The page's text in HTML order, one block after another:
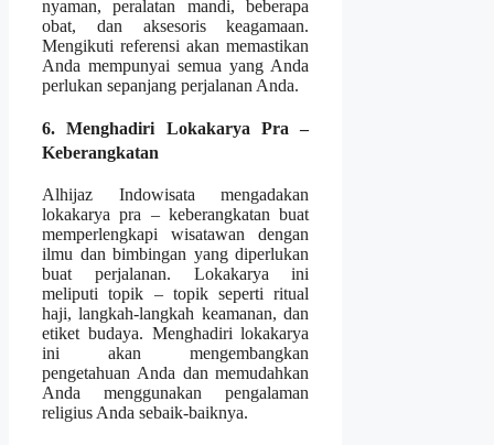
nyaman, peralatan mandi, beberapa
obat, dan aksesoris keagamaan.
Mengikuti referensi akan memastikan
Anda mempunyai semua yang Anda
perlukan sepanjang perjalanan Anda.
6. Menghadiri Lokakarya Pra –
Keberangkatan
Alhijaz Indowisata mengadakan
lokakarya pra – keberangkatan buat
memperlengkapi wisatawan dengan
ilmu dan bimbingan yang diperlukan
buat perjalanan. Lokakarya ini
meliputi topik – topik seperti ritual
haji, langkah-langkah keamanan, dan
etiket budaya. Menghadiri lokakarya
ini akan mengembangkan
pengetahuan Anda dan memudahkan
Anda menggunakan pengalaman
religius Anda sebaik-baiknya.